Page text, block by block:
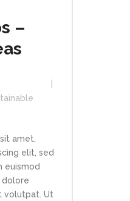
–
amet,
elit, sed
euismod
volutpat. Ut